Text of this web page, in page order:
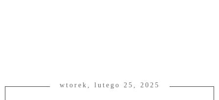
wtorek, lutego 25, 2025